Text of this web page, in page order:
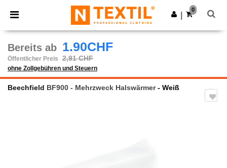
× Ntextil App
Bessere Preise in der App!
App holen
0
Bereits ab 1.90CHF
Öffentlicher Preis 2,91 CHF
ohne Zollgebühren und Steuern
Beechfield BF900 - Mehrzweck Halswärmer- Weiß